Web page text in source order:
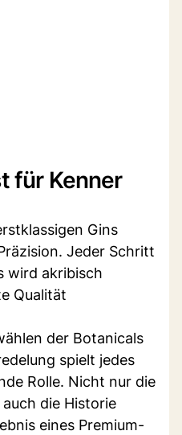
für Kenner
Gins
Jeder Schritt
wird akribisch
Qualität
der Botanicals
spielt jedes
Rolle. Nicht nur die
die Historie
eines Premium-